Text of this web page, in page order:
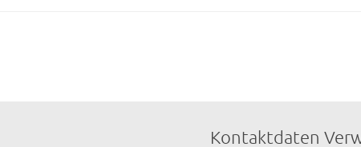
Kontaktdaten